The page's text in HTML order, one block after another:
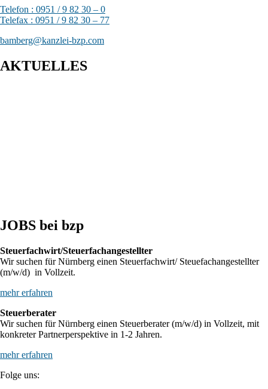
Telefon : 0951 / 9 82 30 – 0
Telefax : 0951 / 9 82 30 – 77
bamberg@kanzlei-bzp.com
AKTUELLES
JOBS bei bzp
Steuerfachwirt/Steuerfachangestellter
Wir suchen für Nürnberg einen Steuerfachwirt/ Steuefachangestellter
(m/w/d) in Vollzeit.
mehr erfahren
Steuerberater
Wir suchen für Nürnberg einen Steuerberater (m/w/d) in Vollzeit, mit
konkreter Partnerperspektive in 1-2 Jahren.
mehr erfahren
Folge uns: